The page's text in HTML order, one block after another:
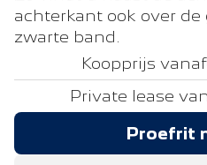
achterkant ook over de
zwarte band.
Koopprijs vanaf
Private lease
Proefrit